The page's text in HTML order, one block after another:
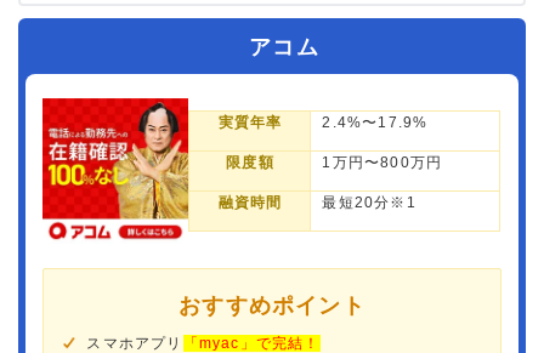
アコム
実質年率 2.4%〜17.9%
限度額 1万円〜800万円
融資時間 最短20分※1
おすすめポイント
スマホアプリ
「myac」で完結！